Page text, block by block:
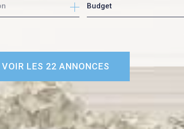
Budget
VOIR LES 22 ANNONCES